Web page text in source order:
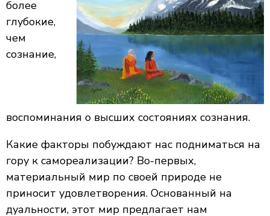
более
глубокие,
чем
сознание,
воспоминания о высших состояниях сознания.
Какие факторы побуждают нас подниматься на
гору к самореализации? Во-первых,
материальный мир по своей природе не
приносит удовлетворения. Основанный на
дуальности, этот мир предлагает нам